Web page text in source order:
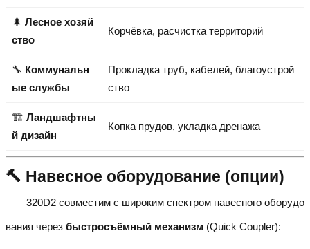
🌲 Лесное хозяй
ство
Корчёвка, расчистка территорий
🔧 Коммунальн
ые службы
Прокладка труб, кабелей, благоустрой
ство
🏗️ Ландшафтны
й дизайн
Копка прудов, укладка дренажа
🔨 Навесное оборудование (опции)
320D2 совместим с широким спектром навесного оборудо
вания через быстросъёмный механизм (Quick Coupler):